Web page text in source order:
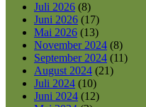
Juli 2026 (8)
Juni 2026 (17)
Mai 2026 (13)
November 2024 (8)
September 2024 (11)
August 2024 (21)
Juli 2024 (10)
Juni 2024 (12)